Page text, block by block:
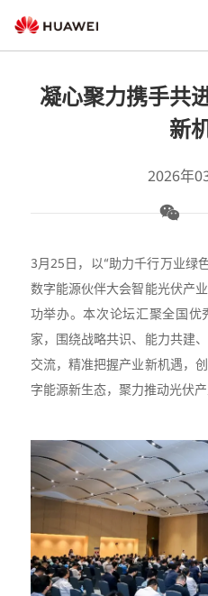
凝心聚力携手共
新
2026年
3月25日，以“助力千行万业绿
数字能源伙伴大会智能光伏产
功举办。本次论坛汇聚全国优
家，围绕战略共识、能力共建
交流，精准把握产业新机遇，
字能源新生态，聚力推动光伏产